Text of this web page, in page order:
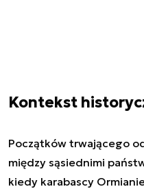
Kontekst
Początków trwającego
między sąsiednimi
kiedy karabascy